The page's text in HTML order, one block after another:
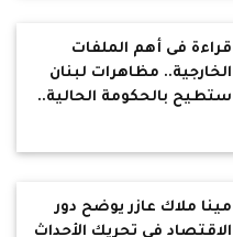
قراءة فى أهم الملفات
الخارجية.. مظاهرات لبنان
ستطيح بالحكومة الحالية..
والعالم يرفض إقامة دولة
مينا ملاك عازر يوضح دور
الاقتصاد فى تحريك الأحداث